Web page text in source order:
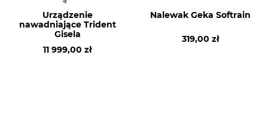
Urządzenie
nawadniające Trident
Gisela
11 999,00 zł
Nalewak Geka Softrain
319,00 zł